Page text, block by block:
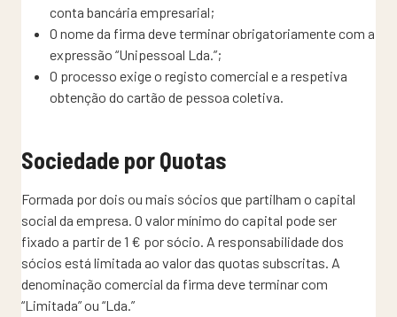
conta bancária empresarial;
O nome da firma deve terminar obrigatoriamente com a
expressão “Unipessoal Lda.”;
O processo exige o registo comercial e a respetiva
obtenção do cartão de pessoa coletiva.
Sociedade por Quotas
Formada por dois ou mais sócios que partilham o capital
social da empresa. O valor mínimo do capital pode ser
fixado a partir de 1 € por sócio. A responsabilidade dos
sócios está limitada ao valor das quotas subscritas. A
denominação comercial da firma deve terminar com
“Limitada” ou “Lda.”